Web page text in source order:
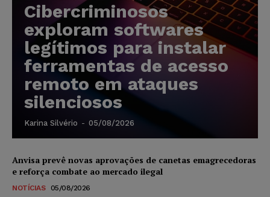
Cibercriminosos
exploram softwares
legítimos para instalar
ferramentas de acesso
remoto em ataques
silenciosos
Karina Silvério - 05/08/2026
Anvisa prevê novas aprovações de canetas emagrecedoras
e reforça combate ao mercado ilegal
NOTÍCIAS 05/08/2026